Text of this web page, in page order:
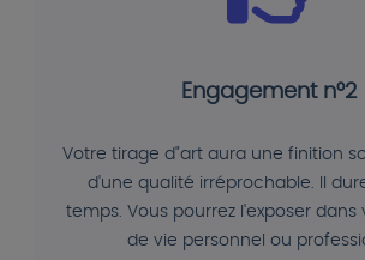
Engagement n°2
Votre tirage d"art aura une finition
d'une qualité irréprochable. Il
temps. Vous pourrez l'exposer dans
de vie personnel ou